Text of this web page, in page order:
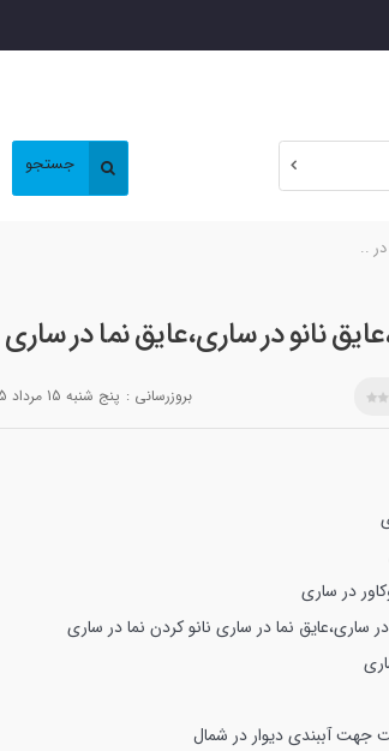
جستجو
..
نانو در ساری،عایق نما در ساری
بروزرسانی : پنج شنبه 15 مرداد 1405
در ساری
ساری،عایق نما در ساری نانو کردن نما در ساری
جهت آببندی دیوار در شمال